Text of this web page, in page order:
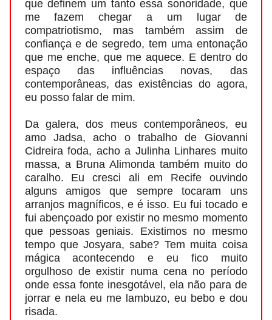
que definem um tanto essa sonoridade, que
me fazem chegar a um lugar de
compatriotismo, mas também assim de
confiança e de segredo, tem uma entonação
que me enche, que me aquece. E dentro do
espaço das influências novas, das
contemporâneas, das existências do agora,
eu posso falar de mim.
Da galera, dos meus contemporâneos, eu
amo Jadsa, acho o trabalho de Giovanni
Cidreira foda, acho a Julinha Linhares muito
massa, a Bruna Alimonda também muito do
caralho. Eu cresci ali em Recife ouvindo
alguns amigos que sempre tocaram uns
arranjos magníficos, e é isso. Eu fui tocado e
fui abençoado por existir no mesmo momento
que pessoas geniais. Existimos no mesmo
tempo que Josyara, sabe? Tem muita coisa
mágica acontecendo e eu fico muito
orgulhoso de existir numa cena no período
onde essa fonte inesgotável, ela não para de
jorrar e nela eu me lambuzo, eu bebo e dou
risada.